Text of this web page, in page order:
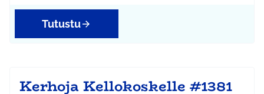
Tutustu
Kerhoja Kellokoskelle #1381